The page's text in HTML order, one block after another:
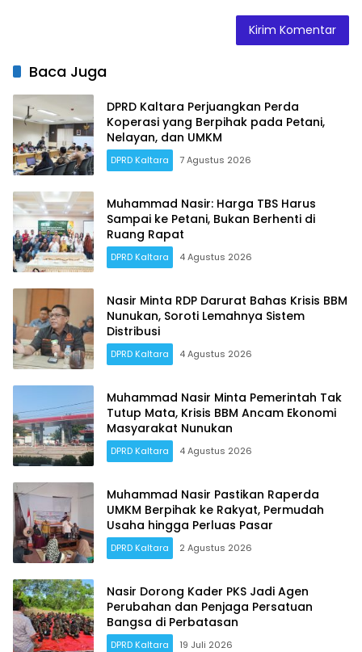
Baca Juga
DPRD Kaltara Perjuangkan Perda
Koperasi yang Berpihak pada Petani,
Nelayan, dan UMKM
DPRD Kaltara 7 Agustus 2026
Muhammad Nasir: Harga TBS Harus
Sampai ke Petani, Bukan Berhenti di
Ruang Rapat
DPRD Kaltara 4 Agustus 2026
Nasir Minta RDP Darurat Bahas Krisis BBM
Nunukan, Soroti Lemahnya Sistem
Distribusi
DPRD Kaltara 4 Agustus 2026
Muhammad Nasir Minta Pemerintah Tak
Tutup Mata, Krisis BBM Ancam Ekonomi
Masyarakat Nunukan
DPRD Kaltara 4 Agustus 2026
Muhammad Nasir Pastikan Raperda
UMKM Berpihak ke Rakyat, Permudah
Usaha hingga Perluas Pasar
DPRD Kaltara 2 Agustus 2026
Nasir Dorong Kader PKS Jadi Agen
Perubahan dan Penjaga Persatuan
Bangsa di Perbatasan
DPRD Kaltara 19 Juli 2026